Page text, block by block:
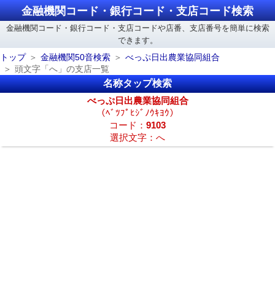
金融機関コード・銀行コード・支店コード検索
金融機関コード・銀行コード・支店コードや店番、支店番号を簡単に検索
できます。
トップ
金融機関50音検索
べっぷ日出農業協同組合
頭文字「へ」の支店一覧
名称タップ検索
べっぷ日出農業協同組合
（ﾍﾞﾂﾌﾟﾋｼﾞﾉｳｷﾖｳ）
コード： 9103
選択文字：へ